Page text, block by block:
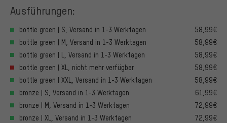
Ausführungen:
bottle green | S, Versand in 1-3 Werktagen
58,99€
bottle green | M, Versand in 1-3 Werktagen
58,99€
bottle green | L, Versand in 1-3 Werktagen
58,99€
bottle green | XL, nicht mehr verfügbar
58,99€
bottle green | XXL, Versand in 1-3 Werktagen
58,99€
bronze | S, Versand in 1-3 Werktagen
61,99€
bronze | M, Versand in 1-3 Werktagen
72,99€
bronze | XL, Versand in 1-3 Werktagen
72,99€